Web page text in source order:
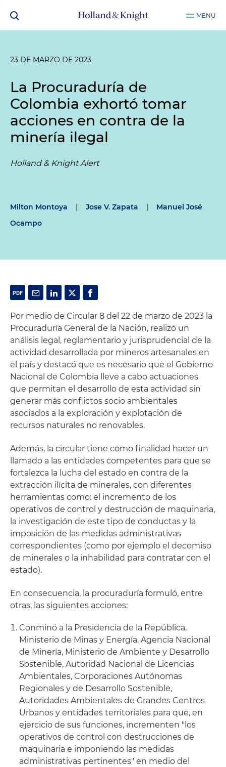
MENU
23 DE MARZO DE 2023
La Procuraduría de
Colombia exhortó tomar
acciones en contra de la
minería ilegal
Holland & Knight Alert
Milton Montoya | Jose V. Zapata |
Manuel José
Ocampo
Por medio de Circular 8 del 22 de marzo de 2023 la
Procuraduría General de la Nación, realizó un
análisis legal, reglamentario y jurisprudencial de la
actividad desarrollada por mineros artesanales en
el país y destacó que es necesario que el Gobierno
Nacional de Colombia lleve a cabo actuaciones
que permitan el desarrollo de esta actividad sin
generar más conflictos socio ambientales
asociados a la exploración y explotación de
recursos naturales no renovables.
Además, la circular tiene como finalidad hacer un
llamado a las entidades competentes para que se
fortalezca la lucha del estado en contra de la
extracción ilícita de minerales, con diferentes
herramientas como: el incremento de los
operativos de control y destrucción de maquinaria,
la investigación de este tipo de conductas y la
imposición de las medidas administrativas
correspondientes (como por ejemplo el decomiso
de minerales o la inhabilidad para contratar con el
estado).
En consecuencia, la procuraduría formuló, entre
otras, las siguientes acciones:
Conminó a la Presidencia de la República,
Ministerio de Minas y Energía, Agencia Nacional
de Minería, Ministerio de Ambiente y Desarrollo
Sostenible, Autoridad Nacional de Licencias
Ambientales, Corporaciones Autónomas
Regionales y de Desarrollo Sostenible,
Autoridades Ambientales de Grandes Centros
Urbanos y entidades territoriales para que, en
ejercicio de sus funciones, incrementen "los
operativos de control con destrucciones de
maquinaria e imponiendo las medidas
administrativas pertinentes" en medio del